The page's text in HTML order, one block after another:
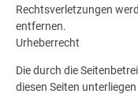
Rechtsverletzungen
entfernen.
Urheberrecht
Die durch die
diesen Seiten